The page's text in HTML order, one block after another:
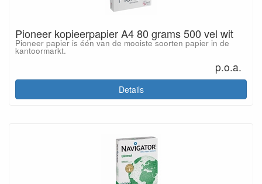
Pioneer kopieerpapier A4 80 grams 500 vel wit
Pioneer papier is één van de mooiste soorten papier in de
kantoormarkt.
p.o.a.
Details